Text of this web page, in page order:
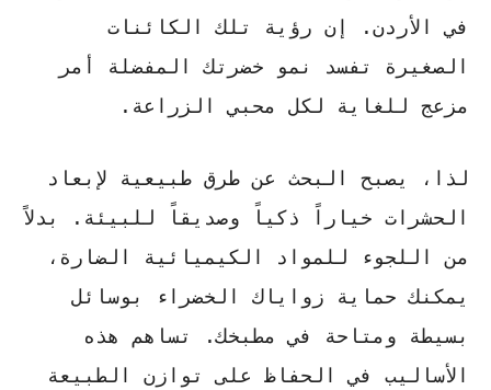
في الأردن. إن رؤية تلك الكائنات
الصغيرة تفسد نمو خضرتك المفضلة أمر
مزعج للغاية لكل محبي الزراعة.
لذا، يصبح البحث عن طرق طبيعية لإبعاد
الحشرات خياراً ذكياً وصديقاً للبيئة. بدلاً
من اللجوء للمواد الكيميائية الضارة،
يمكنك حماية زواياك الخضراء بوسائل
بسيطة ومتاحة في مطبخك. تساهم هذه
الأساليب في الحفاظ على توازن الطبيعة